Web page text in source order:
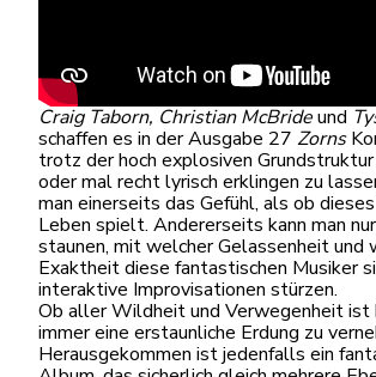
Craig Taborn, Christian McBrideund
schaffen es in der Ausgabe 27 Zorns
trotz der hoch explosiven Grundstruktur
oder mal recht lyrisch erklingen zu
man einerseits das Gefühl, als ob
Leben spielt. Andererseits kann man
staunen, mit welcher Gelassenheit und
Exaktheit diese fantastischen Musiker
interaktive Improvisationen stürzen.
Ob aller Wildheit und Verwegenheit ist
immer eine erstaunliche Erdung zu
Herausgekommen ist jedenfalls ein